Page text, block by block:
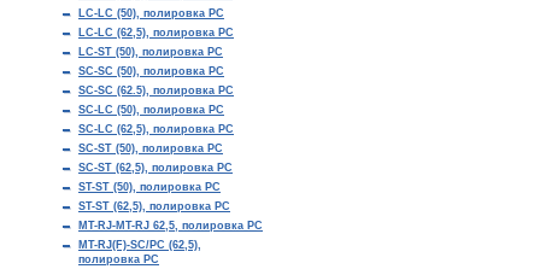
LC-LC (50), полировка PC
LC-LC (62,5), полировка PC
LC-ST (50), полировка PC
SC-SC (50), полировка PC
SC-SC (62.5), полировка PC
SC-LC (50), полировка PC
SC-LC (62,5), полировка PC
SC-ST (50), полировка PC
SC-ST (62,5), полировка PC
ST-ST (50), полировка PC
ST-ST (62,5), полировка PC
MT-RJ-MT-RJ 62,5, полировка PC
MT-RJ(F)-SC/PC (62,5),
полировка PC